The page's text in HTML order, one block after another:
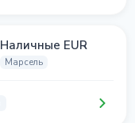
Наличные EUR
Марсель